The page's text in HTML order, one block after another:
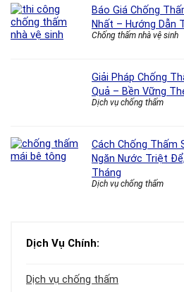
Báo Giá Chống
Nhất – Hướng Dẫn
Chống thấm nhà vệ sinh
Giải Pháp Chống
Quả – Bền Vững
Dịch vụ chống thấm
Cách Chống Thấm
Ngăn Nước Triệt
Tháng
Dịch vụ chống thấm
Dịch Vụ Chính:
Dịch vụ chống thấm